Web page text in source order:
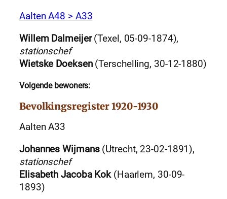
Aalten A48 > A33
Willem Dalmeijer(Texel, 05-09-1874),
stationschef
Wietske Doeksen(Terschelling, 30-12-1880)
Volgende bewoners:
Bevolkingsregister 1920-1930
Aalten A33
Johannes Wijmans(Utrecht, 23-02-1891),
stationschef
Elisabeth Jacoba Kok(Haarlem, 30-09-
1893)